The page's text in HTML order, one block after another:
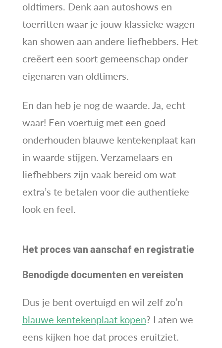
oldtimers. Denk aan autoshows en
toerritten waar je jouw klassieke wagen
kan showen aan andere liefhebbers. Het
creëert een soort gemeenschap onder
eigenaren van oldtimers.
En dan heb je nog de waarde. Ja, echt
waar! Een voertuig met een goed
onderhouden blauwe kentekenplaat kan
in waarde stijgen. Verzamelaars en
liefhebbers zijn vaak bereid om wat
extra’s te betalen voor die authentieke
look en feel.
Het proces van aanschaf en registratie
Benodigde documenten en vereisten
Dus je bent overtuigd en wil zelf zo’n
blauwe kentekenplaat kopen? Laten we
eens kijken hoe dat proces eruitziet.